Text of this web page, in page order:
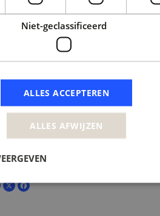
Niet-geclassificeerd
ALLES ACCEPTEREN
ALLES AFWIJZEN